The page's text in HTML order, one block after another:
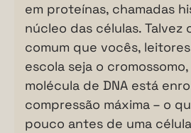
em proteínas, chamadas
núcleo das células. Talvez
comum que vocês,
escola seja o
molécula de DNA está
compressão máxima – o
pouco antes de uma